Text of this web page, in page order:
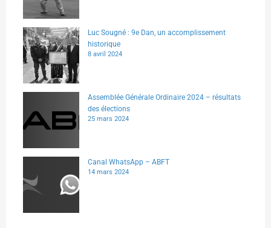
Luc Sougné : 9e Dan, un accomplissement
historique
8 avril 2024
Assemblée Générale Ordinaire 2024 – résultats
des élections
25 mars 2024
Canal WhatsApp – ABFT
14 mars 2024